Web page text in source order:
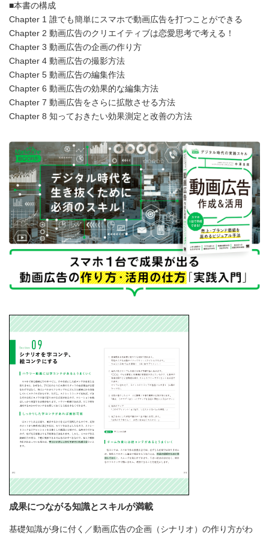
■本書の構成
Chapter 1 誰でも簡単にスマホで動画広告を打つことができる
Chapter 2 動画広告のクリエイティブは恋愛思考で考える！
Chapter 3 動画広告の企画の作り方
Chapter 4 動画広告の撮影方法
Chapter 5 動画広告の編集作法
Chapter 6 動画広告の効果的な編集方法
Chapter 7 動画広告をさらに拡散させる方法
Chapter 8 知っておきたい効果測定と改善の方法
成果につながる知識とスキルが満載
基礎知識が身に付く／動画広告の企画（シナリオ）の作り方がわ